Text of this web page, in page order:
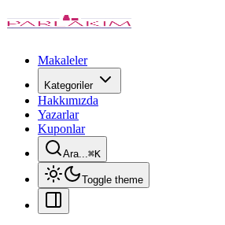
Makaleler
Kategoriler
Hakkımızda
Yazarlar
Kuponlar
Ara...⌘K
Toggle theme